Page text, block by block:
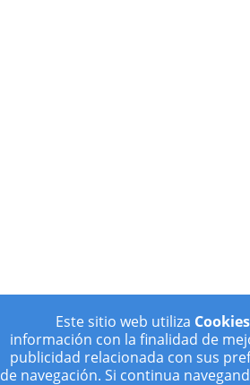
Este sitio web utiliza Cookies
información con la finalidad de
publicidad relacionada con sus
de navegación. Si continua